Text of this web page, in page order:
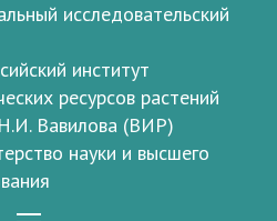
исследовательский
институт
ресурсов растений
Вавилова (ВИР)
науки и высшего